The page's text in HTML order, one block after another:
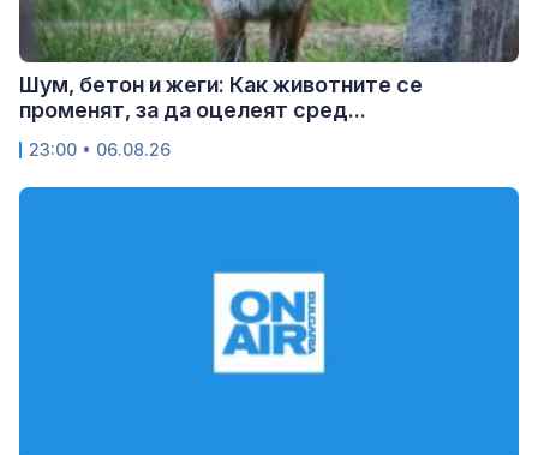
Шум, бетон и жеги: Как животните се
променят, за да оцелеят сред...
23:00 • 06.08.26